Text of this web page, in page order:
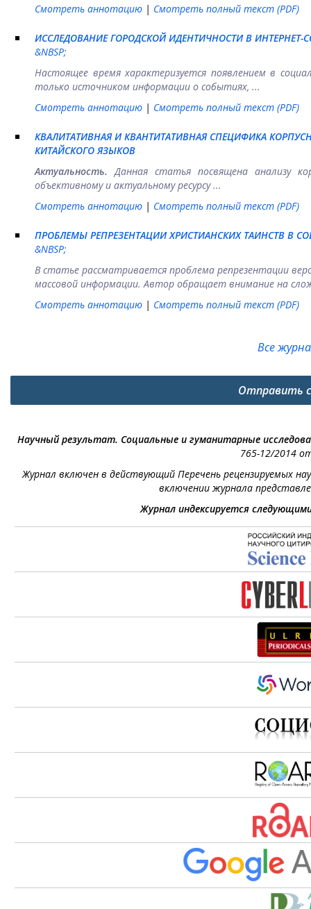
Смотреть аннотацию | Смотреть полный текст (PDF)
ИССЛЕДОВАНИЕ ГОРОДСКОЙ ИДЕНТИЧНОСТИ В ИНТЕРНЕТ-
&NBSP;
Настоящее время характеризуется появлением в
только источником информации о событиях, ...
Смотреть аннотацию | Смотреть полный текст (PDF)
КВАЛИТАТИВНАЯ И КВАНТИТАТИВНАЯ СПЕЦИФИКА
КИТАЙСКОГО ЯЗЫКОВ
Актуальность. Данная статья посвящена анализу
объективному и актуальному ресурсу ...
Смотреть аннотацию | Смотреть полный текст (PDF)
ПРОБЛЕМЫ РЕПРЕЗЕНТАЦИИ ХРИСТИАНСКИХ ТАИНСТВ В
&NBSP;
В статье рассматривается проблема репрезентации
массовой информации. Автор обращает внимание на
Смотреть аннотацию | Смотреть полный текст (PDF)
Все
Отправить
Научный результат. Социальные и гуманитарные
765-12/2014
Журнал включен в действующий Перечень рецензируемых
включении журнала
Журнал индексируется